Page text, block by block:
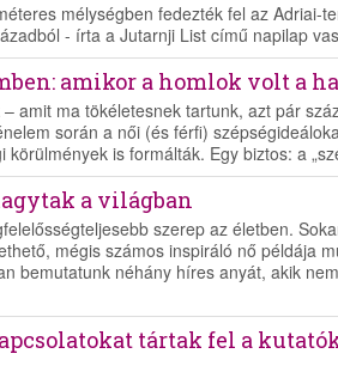
mélységben fedezték fel az Adriai-
- írta a Jutarnji List című napilap
amikor a homlok volt a
amit ma tökéletesnek tartunk, azt pár
során a női (és férfi)
is formálták. Egy biztos: a
a világban
szerep az életben.
mégis számos inspiráló nő példája
bemutatunk néhány híres anyát, akik
tártak fel a kutatók